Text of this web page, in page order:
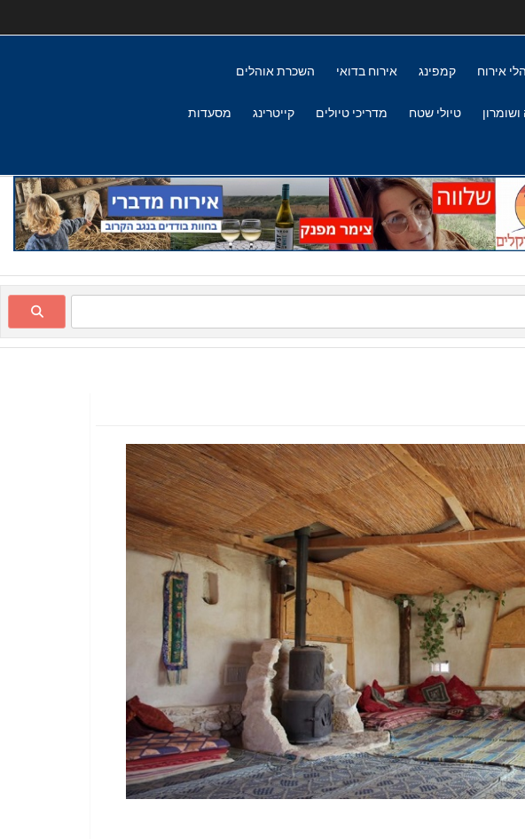
אירוח קמפינג אירוח בדואי השכרת אוהלים
ושומרון טיולי שטח מדריכי טיולים קייטרינג מסעדות